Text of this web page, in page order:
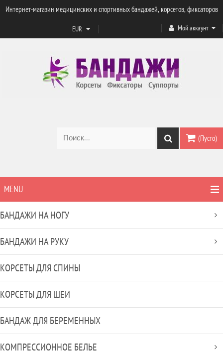
Интернет-магазин медицинских и спортивных бандажей, корсетов, фиксаторов
EUR Мой аккаунт
(Пусто)
MENU
БАНДАЖИ НА НОГУ
БАНДАЖИ НА РУКУ
КОРСЕТЫ ДЛЯ СПИНЫ
КОРСЕТЫ ДЛЯ ШЕИ
БАНДАЖ ДЛЯ БЕРЕМЕННЫХ
КОМПРЕССИОННОЕ БЕЛЬЕ